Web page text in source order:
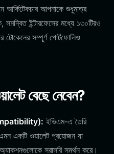
আর্কিটেকচার আপনাকে শুধুমাত্র
ইন্টারফেসের মধ্যে ১৩০টিরও
সম্পূর্ণ পোর্টফোলিও
বেছে নেবেন?
ইভিএম-এ তৈরি
একটি ওয়ালেট প্রয়োজন যা
সরাসরি সমর্থন করে।